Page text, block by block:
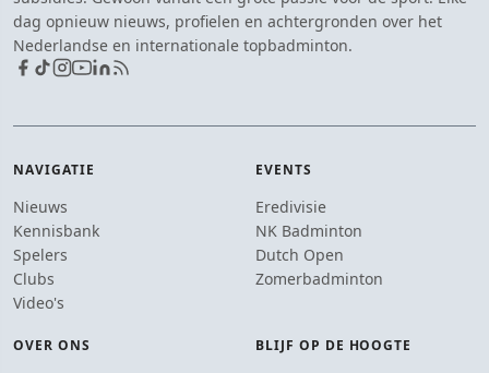
dag opnieuw nieuws, profielen en achtergronden over het
Nederlandse en internationale topbadminton.
NAVIGATIE
Nieuws
Kennisbank
Spelers
Clubs
Video's
EVENTS
Eredivisie
NK Badminton
Dutch Open
Zomerbadminton
OVER ONS BLIJF OP DE HOOGTE